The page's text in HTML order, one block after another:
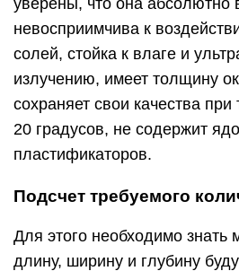
невосприимчива к
солей, стойка к влаге и
излучению, имеет толщину
сохраняет свои качества
20 градусов, не содержит
пластификаторов.
Подсчет требуемого
Для этого необходимо знать
длину, ширину и глубину